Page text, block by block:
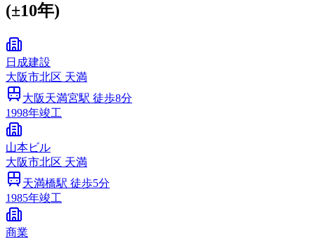
(±10年)
日成建設
大阪市北区 天満
大阪天満宮駅 徒歩8分
1998年竣工
山本ビル
大阪市北区 天満
天満橋駅 徒歩5分
1985年竣工
商業